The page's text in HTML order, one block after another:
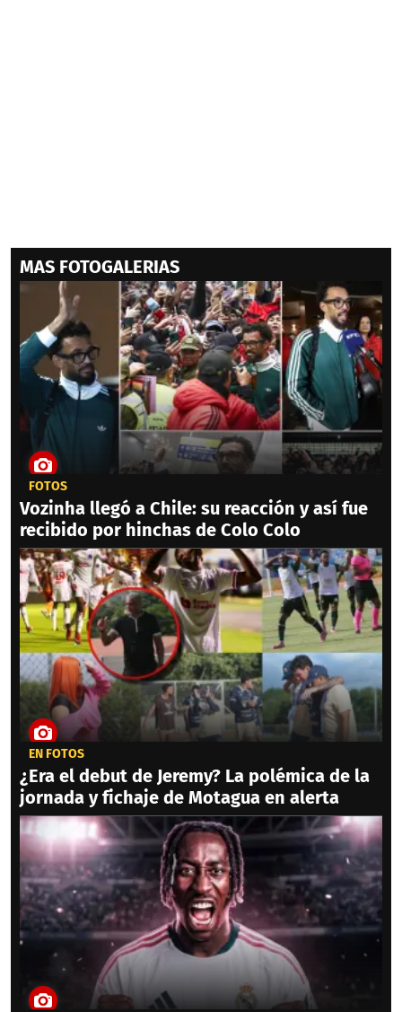
MAS FOTOGALERIAS
FOTOS
Vozinha llegó a Chile: su reacción y así fue
recibido por hinchas de Colo Colo
EN FOTOS
¿Era el debut de Jeremy? La polémica de la
jornada y fichaje de Motagua en alerta